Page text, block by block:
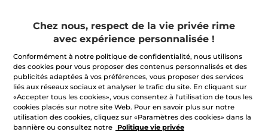
12,49 €
AJOUTER AU
PANIER
30,99 €
Pour
tarif: 36,97 €
AJOUTER AU
PANIER
-19%
Chez nous, respect de la vie privée rime
avec expérience personnalisée !
Conformément à notre politique de confidentialité, nous utilisons
des cookies pour vous proposer des contenus personnalisés et des
publicités adaptées à vos préférences, vous proposer des services
liés aux réseaux sociaux et analyser le trafic du site. En cliquant sur
«Accepter tous les cookies», vous consentez à l'utilisation de tous les
cookies placés sur notre site Web. Pour en savoir plus sur notre
utilisation des cookies, cliquez sur «Paramètres des cookies» dans la
bannière ou consultez notre
Politique vie privée